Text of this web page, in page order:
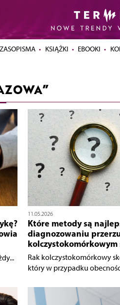
KSIĄŻKI EBOOKI
11.05.2026
Które metody są
diagnozowaniu
kolczystokomórkowym
Rak kolczystokomórkowy
który w przypadku